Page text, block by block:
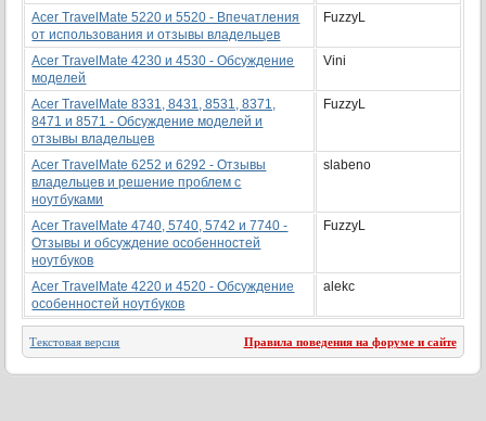
Acer TravelМate 5220 и 5520 - Впечатления
от использования и отзывы владельцев
FuzzyL
Аcer TravelMate 4230 и 4530 - Обсуждение
моделей
Vini
Acer TravelMate 8331, 8431, 8531, 8371,
8471 и 8571 - Обсуждение моделей и
отзывы владельцев
FuzzyL
Acer TravelMate 6252 и 6292 - Отзывы
владельцев и решение проблем с
ноутбуками
slabeno
Acer TravelMate 4740, 5740, 5742 и 7740 -
Отзывы и обсуждение особенностей
ноутбуков
FuzzyL
Acer ТravelMate 4220 и 4520 - Обсуждение
особенностей ноутбуков
alekc
Текстовая версия Правила поведения на форуме и сайте